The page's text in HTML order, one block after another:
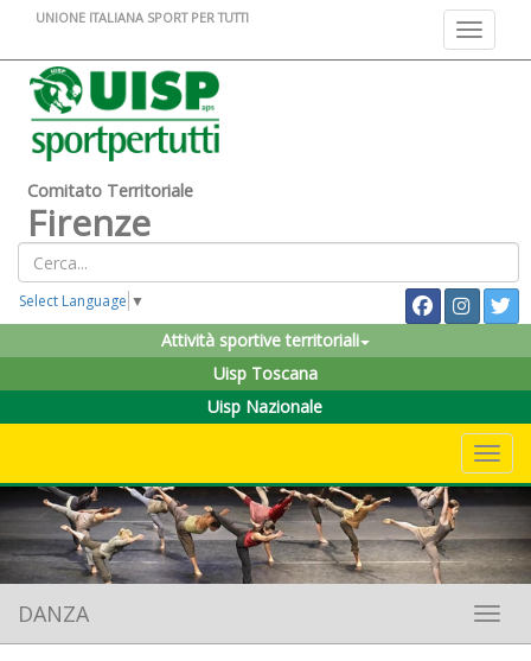
Toggle
UNIONE ITALIANA SPORT PER TUTTI
Comitato Territoriale
Firenze
Select Language ▼
Attività sportive territoriali
Uisp Toscana
Uisp Nazionale
DANZA